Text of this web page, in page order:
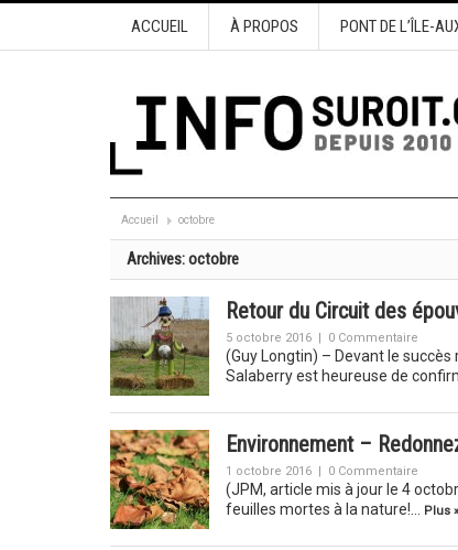
ACCUEIL À PROPOS PONT DE L’ÎLE-
Accueil octobre
Archives:octobre
Retour du Circuit des
5 octobre 2016 | 0 Commentaire
(Guy Longtin) – Devant le
Salaberry est heureuse de
Environnement –
1 octobre 2016 | 0 Commentaire
(JPM, article mis à jour le 4
feuilles mortes à la nature!…
Plus »